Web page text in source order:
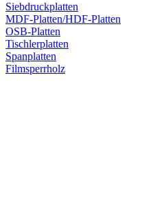
Siebdruckplatten
MDF-Platten/HDF-Platten
OSB-Platten
Tischlerplatten
Spanplatten
Filmsperrholz